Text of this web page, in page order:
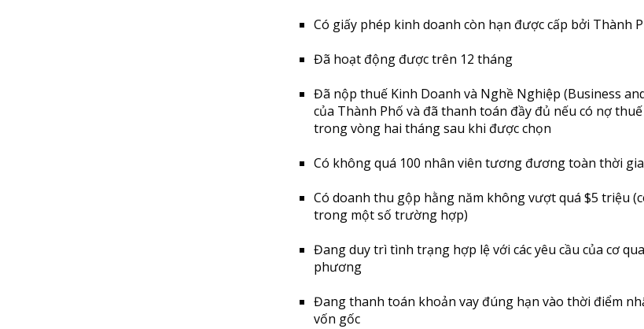
Có giấy phép kinh doanh còn hạn được cấp bởi Thành
Đã hoạt động được trên 12 tháng
Đã nộp thuế Kinh Doanh và Nghề Nghiệp (Business
của Thành Phố và đã thanh toán đầy đủ nếu có nợ
trong vòng hai tháng sau khi được chọn
Có không quá 100 nhân viên tương đương toàn thời
Có doanh thu gộp hằng năm không vượt quá $5 triệu
trong một số trường hợp)
Đang duy trì tình trạng hợp lệ với các yêu cầu của cơ
phương
Đang thanh toán khoản vay đúng hạn vào thời điểm
vốn gốc